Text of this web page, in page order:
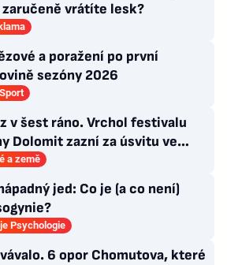
vrátíte lesk?
a poražení po první
sezóny 2026
v šest ráno. Vrchol festivalu
Dolomit zazní za úsvitu ve
metrech
a země
jed: Co je (a co není)
Psychologie
6 opor Chomutova, které